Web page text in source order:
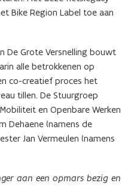
Bike Region Label toe aan
De Grote Versnelling bouwt
alle betrokkenen op
co-creatief proces het
tillen. De Stuurgroep
en Openbare Werken
Dehaene (namens de
Jan Vermeulen (namens
aan een opmars bezig en